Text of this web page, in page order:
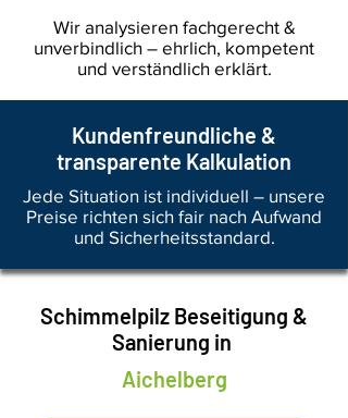
Wir analysieren fachgerecht &
unverbindlich – ehrlich, kompetent
und verständlich erklärt.
Kundenfreundliche &
transparente Kalkulation
Jede Situation ist individuell – unsere
Preise richten sich fair nach Aufwand
und Sicherheitsstandard.
Schimmelpilz Beseitigung &
Sanierung in
Aichelberg